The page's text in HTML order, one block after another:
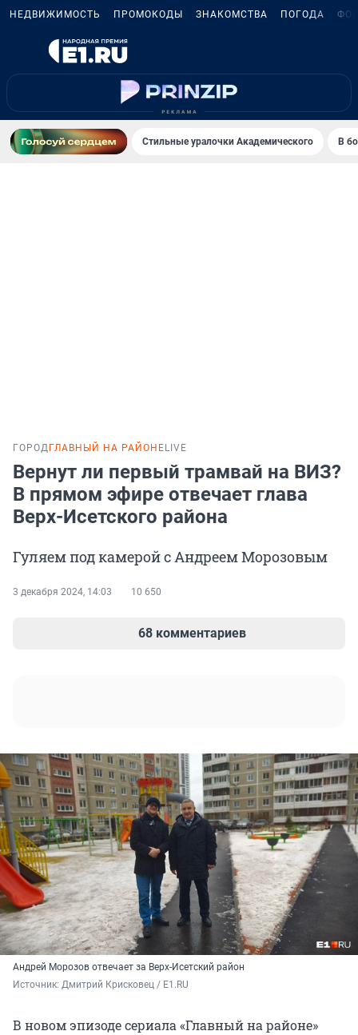
НЕДВИЖИМОСТЬ ПРОМОКОДЫ ЗНАКОМСТВА ПОГОДА
Стильные уралочки Академического В
ГОРОД ГЛАВНЫЙ НА РАЙОНЕ LIVE
Вернут ли первый трамвай на ВИЗ?
В прямом эфире отвечает глава
Верх-Исетского района
Гуляем под камерой с Андреем Морозовым
3 декабря 2024, 14:03 10 650
68 комментариев
Андрей Морозов отвечает за Верх-Исетский район
Источник: Дмитрий Крисковец / Е1.RU
В новом эпизоде сериала «Главный на районе»